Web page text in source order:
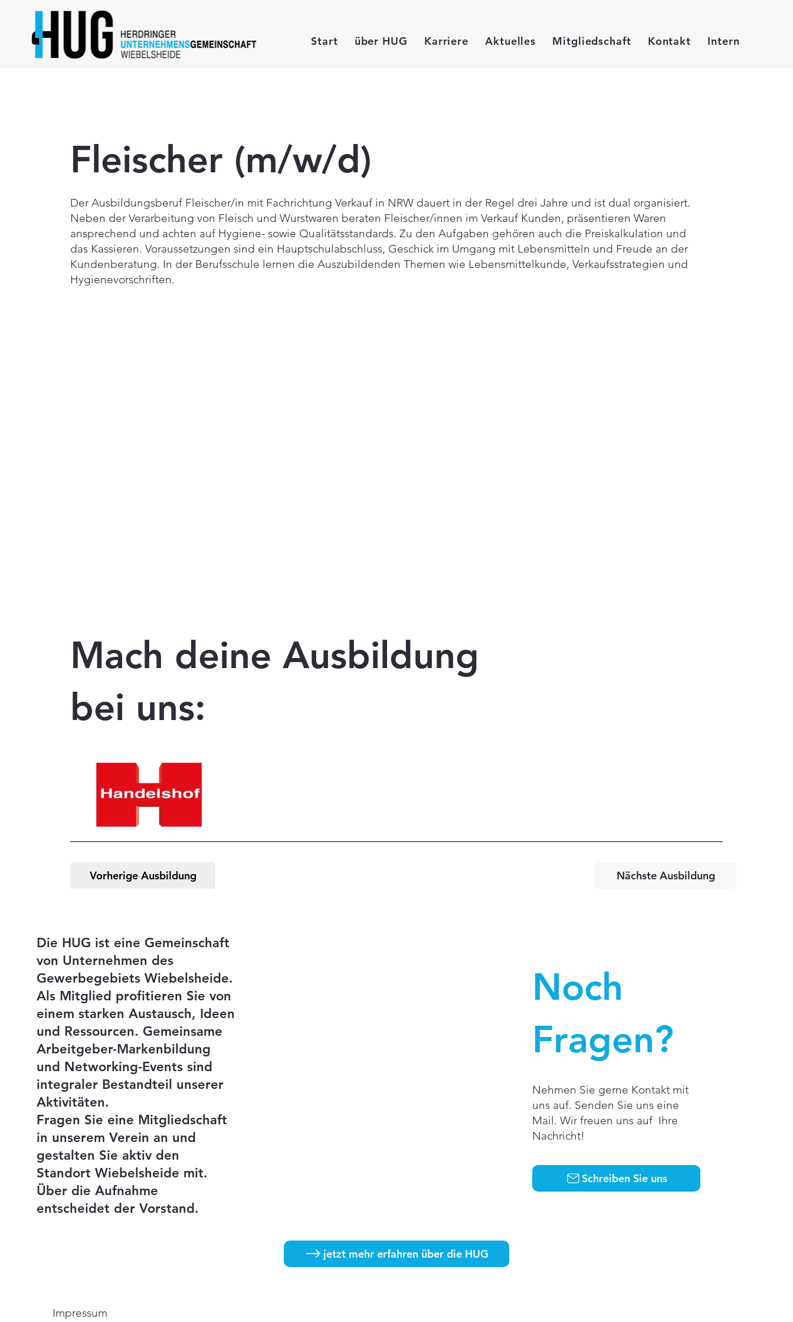
Start über HUG Karriere Aktuelles Mitgliedschaft Kontakt Intern
Vorherige Ausbildung Nächste Ausbildung
Mach deine Ausbildung
bei uns:
Fleischer (m/w/d)
Der Ausbildungsberuf Fleischer/in mit Fachrichtung Verkauf in NRW dauert in der Regel drei Jahre und ist dual organisiert.
Neben der Verarbeitung von Fleisch und Wurstwaren beraten Fleischer/innen im Verkauf Kunden, präsentieren Waren
ansprechend und achten auf Hygiene- sowie Qualitätsstandards. Zu den Aufgaben gehören auch die Preiskalkulation und
das Kassieren. Voraussetzungen sind ein Hauptschulabschluss, Geschick im Umgang mit Lebensmitteln und Freude an der
Kundenberatung. In der Berufsschule lernen die Auszubildenden Themen wie Lebensmittelkunde, Verkaufsstrategien und
Hygienevorschriften.
Die HUG ist eine Gemeinschaft
von Unternehmen des
Gewerbegebiets Wiebelsheide.
Als Mitglied profitieren Sie von
einem starken Austausch, Ideen
und Ressourcen. Gemeinsame
Arbeitgeber-Markenbildung
und Networking-Events sind
integraler Bestandteil unserer
Aktivitäten.
Fragen Sie eine Mitgliedschaft
in unserem Verein an und
gestalten Sie aktiv den
Standort Wiebelsheide mit.
Über die Aufnahme
entscheidet der Vorstand.
Impressum
Noch
Fragen?
Nehmen Sie gerne Kontakt mit
uns auf. Senden Sie uns eine
Mail. Wir freuen uns auf Ihre
Nachricht!
Schreiben Sie uns
jetzt mehr erfahren über die HUG